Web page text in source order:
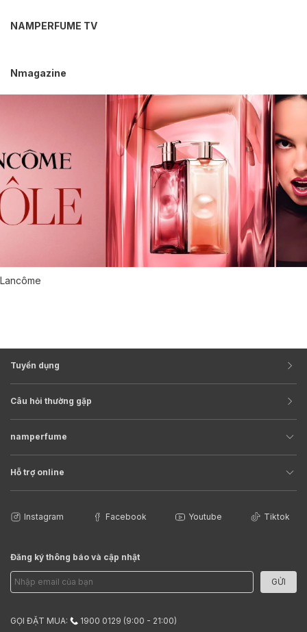
NAMPERFUME TV
Nmagazine
Lancôme
Tuyển dụng
Câu hỏi thường gặp
namperfume
Hỗ trợ online
Instagram Facebook Youtube Tiktok
Đăng ký thông báo và cập nhật
GỬI
GỌI ĐẶT MUA: 1900 0129 (9:00 - 21:00)